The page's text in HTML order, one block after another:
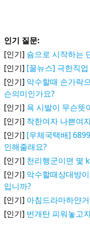
인기 질문:
[인기] 슘으로 시작하는
[인기] [꿀뉴스] 극한직
[인기] 악수할때 손가락
슨의미인가요?
[인기] 욕 시발이 무슨뜻
[인기] 착한여자 나쁜여
[인기] [우체국택배]
인해줄래요?
[인기] 천리행군이면 몇
[인기] 악수할때상대방
입니까?
[인기] 아침드라마하얀
[인기] 번개탄 피워놓고